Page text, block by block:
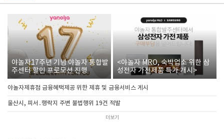
야놀자17주년 기념 야놀자 통합발
주센터 할인 프로모션 진행
<야놀자 MRO, 숙박업소 위한 삼
성전자 가전제품 특가 개시>
야놀자제휴점 금융혜택제공 위한 제휴 및 금융서비스 게시
울산시, 피서․행락지 주변 불법행위 19건 적발
더보기